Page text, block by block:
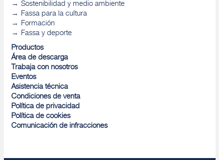
Sostenibilidad y medio ambiente
Fassa para la cultura
Formación
Fassa y deporte
Productos
Área de descarga
Trabaja con nosotros
Eventos
Asistencia técnica
Condiciones de venta
Política de privacidad
Política de cookies
Comunicación de infracciones